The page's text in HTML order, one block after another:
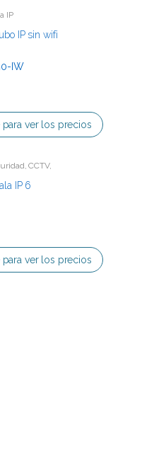
IP
IP sin wifi
ver los precios
,CCTV,
IP 6
ver los precios